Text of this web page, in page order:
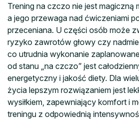
Trening na czczo nie jest magiczną
a jego przewaga nad ćwiczeniami
przeceniana. U części osób może
ryzyko zawrotów głowy czy
co utrudnia wykonanie
od stanu „na czczo” jest
energetyczny i jakość diety. Dla
życia lepszym rozwiązaniem jest
wysiłkiem, zapewniający komfort i
treningu z odpowiednią